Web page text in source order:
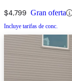
$4,799 Gran oferta
Incluye tarifas de conc.